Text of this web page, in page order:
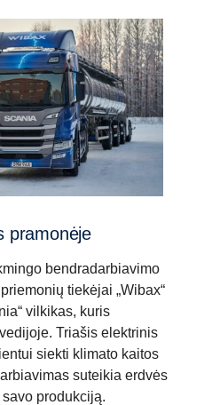
pramonėje
bendradarbiavimo
tiekėjai „Wibax“
vilkikas, kuris
Triašis elektrinis
siekti klimato kaitos
suteikia erdvės
produkciją.